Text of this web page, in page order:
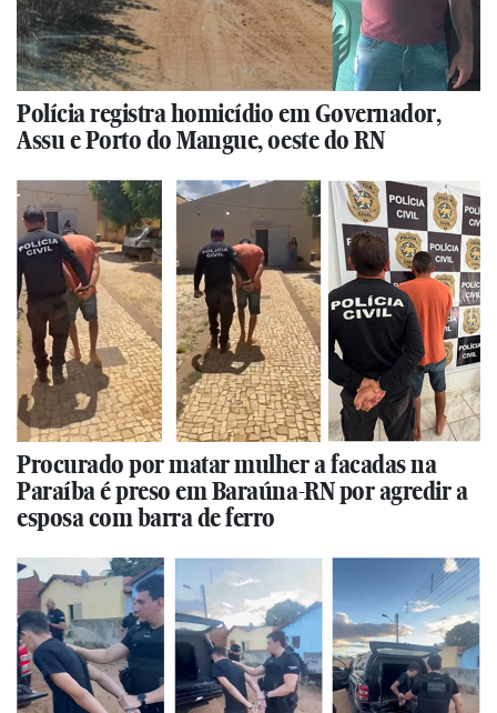
Polícia registra homicídio em Governador,
Assu e Porto do Mangue, oeste do RN
Procurado por matar mulher a facadas na
Paraíba é preso em Baraúna-RN por agredir a
esposa com barra de ferro